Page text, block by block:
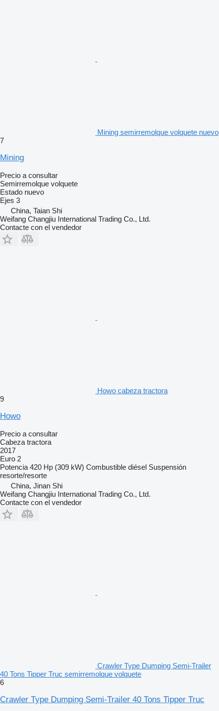
Mining semirremolque volquete nuevo
7
Mining
Precio a consultar
Semirremolque volquete
Estado nuevo
Ejes 3
China, Taian Shi
Weifang Changjiu International Trading Co., Ltd.
Contacte con el vendedor
Howo cabeza tractora
9
Howo
Precio a consultar
Cabeza tractora
2017
Euro 2
Potencia 420 Hp (309 kW) Combustible diésel Suspensión
resorte/resorte
China, Jinan Shi
Weifang Changjiu International Trading Co., Ltd.
Contacte con el vendedor
Crawler Type Dumping Semi-Trailer
40 Tons Tipper Truc semirremolque volquete
6
Crawler Type Dumping Semi-Trailer 40 Tons Tipper Truc